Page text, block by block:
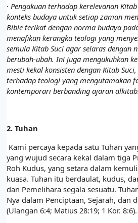
· Pengakuan terhadap kerelevanan
konteks budaya untuk setiap zaman
Bible terikat dengan norma budaya
menafikan kerangka teologi yang
semula Kitab Suci agar selaras dengan
berubah-ubah. Ini juga mengukuhkan
mesti kekal konsisten dengan Kitab
terhadap teologi yang mengutamakan
kontemporari berbanding ajaran
2. Tuhan
Kami percaya kepada satu Tuhan
yang wujud secara kekal dalam tiga
Roh Kudus, yang setara dalam
kuasa. Tuhan itu berdaulat, kudus,
dan Pemelihara segala sesuatu.
Nya dalam Penciptaan, Sejarah, dan
(Ulangan 6:4; Matius 28:19; 1 Kor. 8:6).